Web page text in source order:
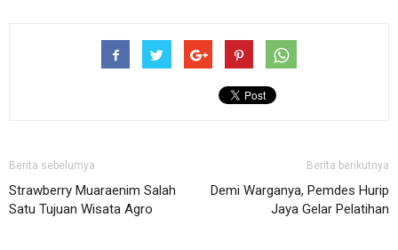
Berita sebelumya
Strawberry Muaraenim Salah
Satu Tujuan Wisata Agro
Berita berikutnya
Demi Warganya, Pemdes Hurip
Jaya Gelar Pelatihan